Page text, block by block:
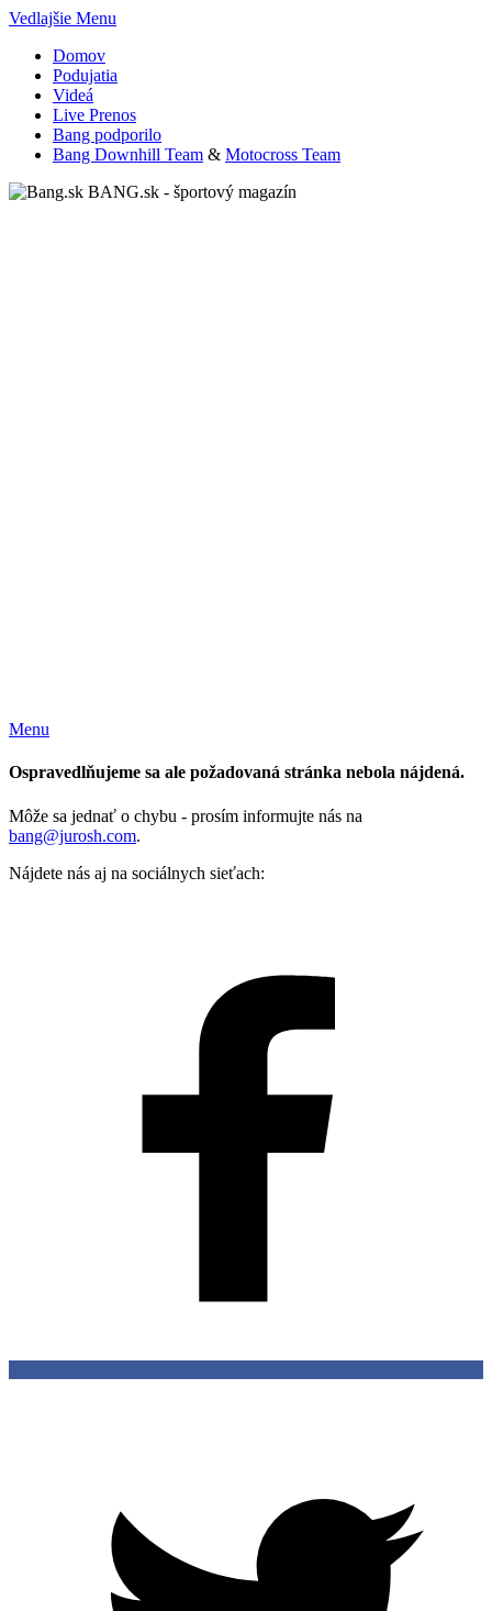
Vedlajšie Menu
Domov
Podujatia
Videá
Live Prenos
Bang podporilo
Bang Downhill Team & Motocross Team
BANG.sk - športový magazín
Menu
Ospravedlňujeme sa ale požadovaná stránka nebola nájdená.
Môže sa jednať o chybu - prosím informujte nás na
bang@jurosh.com.
Nájdete nás aj na sociálnych sieťach: